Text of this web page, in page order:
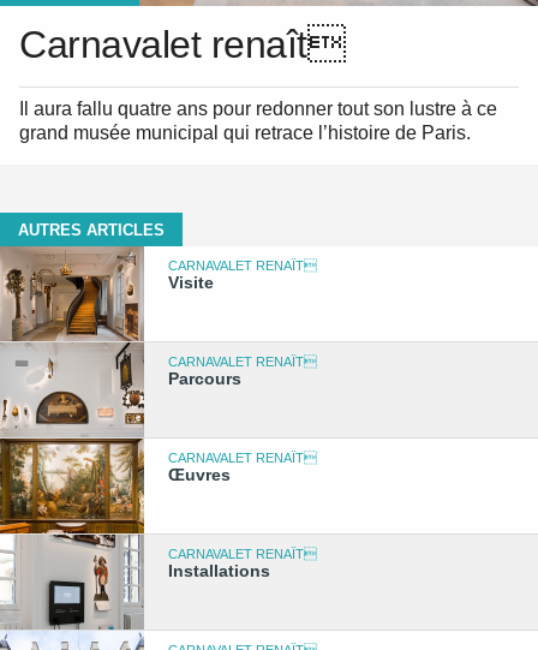
Carnavalet renaît
Il aura fallu quatre ans pour redonner tout son lustre à ce
grand musée municipal qui retrace l’histoire de Paris.
AUTRES ARTICLES
CARNAVALET RENAÎT
Visite
CARNAVALET RENAÎT
Parcours
CARNAVALET RENAÎT
Œuvres
CARNAVALET RENAÎT
Installations